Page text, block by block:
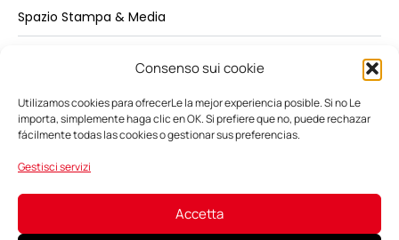
Consenso sui cookie
Utilizamos cookies para ofrecerLe la mejor experiencia posible. Si no Le
importa, simplemente haga clic en OK. Si prefiere que no, puede rechazar
fácilmente todas las cookies o gestionar sus preferencias.
Gestisci servizi
Accetta
Spazio Stampa & Media
Manutenzione